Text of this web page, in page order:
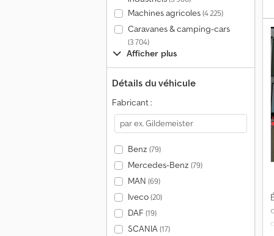
Machines agricoles(4 225)
Caravanes & camping-cars
(3 704)
Afficher plus
Détails du véhicule
Fabricant :
Benz (79)
Mercedes-Benz (79)
MAN (69)
Iveco(20)
DAF (19)
SCANIA(17)